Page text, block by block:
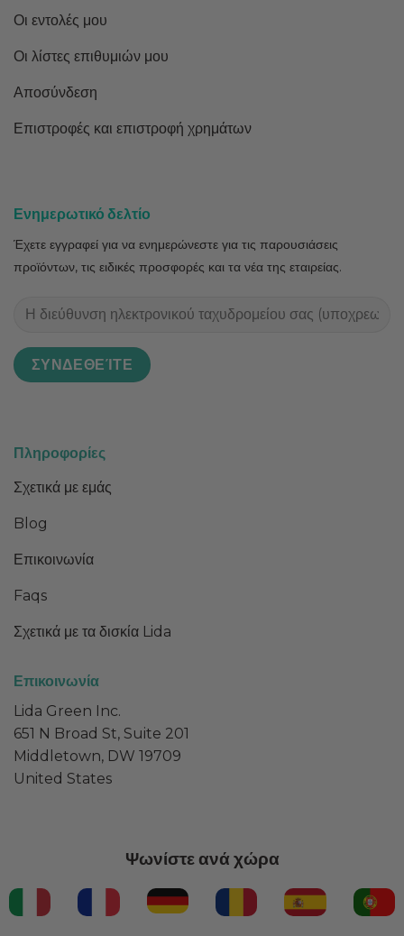
Οι εντολές μου
Οι λίστες επιθυμιών μου
Αποσύνδεση
Επιστροφές και επιστροφή χρημάτων
Πληροφορίες
Σχετικά με εμάς
Blog
Επικοινωνία
Faqs
Σχετικά με τα δισκία Lida
Επικοινωνία
Lida Green Inc.
651 N Broad St, Suite 201
Middletown, DW 19709
United States
Ενημερωτικό δελτίο
Έχετε εγγραφεί για να ενημερώνεστε για τις παρουσιάσεις
προϊόντων, τις ειδικές προσφορές και τα νέα της εταιρείας.
Ψωνίστε ανά χώρα